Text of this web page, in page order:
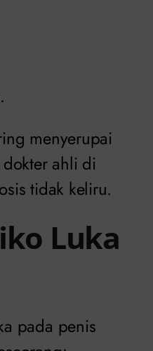
.
menyerupai
ahli di
tidak keliru.
Luka
pada penis